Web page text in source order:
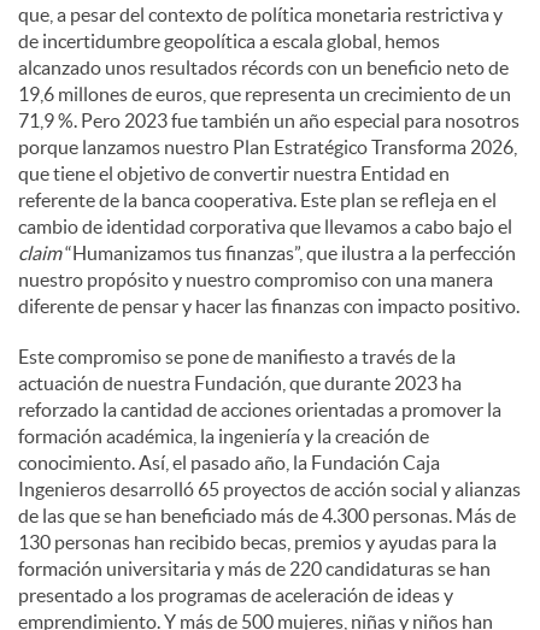
que, a pesar del contexto de política monetaria restrictiva y
de incertidumbre geopolítica a escala global, hemos
alcanzado unos resultados récords con un beneficio neto de
19,6 millones de euros, que representa un crecimiento de un
71,9 %. Pero 2023 fue también un año especial para nosotros
porque lanzamos nuestro Plan Estratégico Transforma 2026,
que tiene el objetivo de convertir nuestra Entidad en
referente de la banca cooperativa. Este plan se refleja en el
cambio de identidad corporativa que llevamos a cabo bajo el
claim“Humanizamos tus finanzas”, que ilustra a la perfección
nuestro propósito y nuestro compromiso con una manera
diferente de pensar y hacer las finanzas con impacto positivo.
Este compromiso se pone de manifiesto a través de la
actuación de nuestra Fundación, que durante 2023 ha
reforzado la cantidad de acciones orientadas a promover la
formación académica, la ingeniería y la creación de
conocimiento. Así, el pasado año, la Fundación Caja
Ingenieros desarrolló 65 proyectos de acción social y alianzas
de las que se han beneficiado más de 4.300 personas. Más de
130 personas han recibido becas, premios y ayudas para la
formación universitaria y más de 220 candidaturas se han
presentado a los programas de aceleración de ideas y
emprendimiento. Y más de 500 mujeres, niñas y niños han